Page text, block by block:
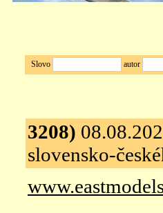
Slovo autor
3208)
slovensko-